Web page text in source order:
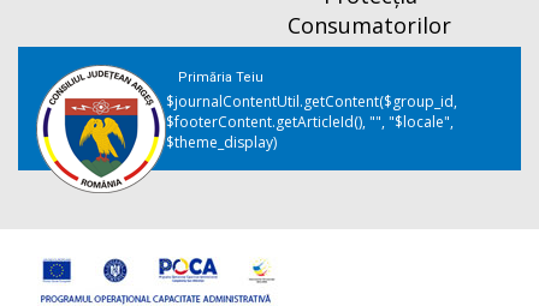
Consumatorilor
Primăria Teiu
$journalContentUtil.getContent($group_id,
$footerContent.getArticleId(), "", "$locale",
$theme_display)